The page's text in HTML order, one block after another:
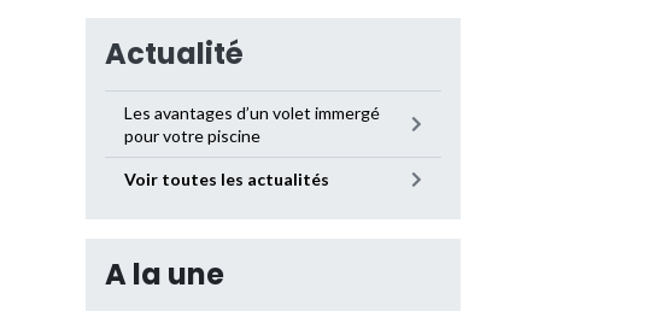
Actualité
Les avantages d’un volet immergé
pour votre piscine
Voir toutes les actualités
A la une